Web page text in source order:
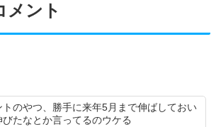
メント
トのやつ、勝手に来年5月まで伸ばしておい
たなとか言ってるのウケる